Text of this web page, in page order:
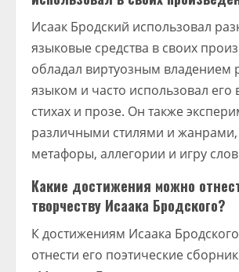
Исаак Бродский использовал
языковые средства в своих
обладал виртуозным владением
языком и часто использовал его
стихах и прозе. Он также
различными стилями и жанрами,
метафоры, аллегории и игру
Какие достижения можно
творчеству Исаака Бродского?
К достижениям Исаака
отнести его поэтические